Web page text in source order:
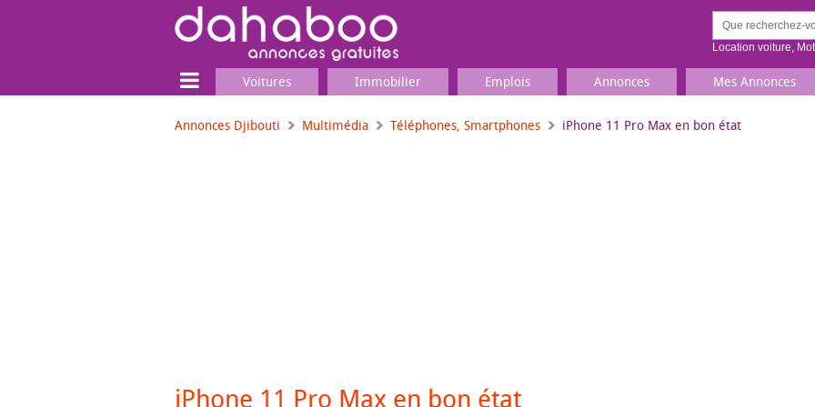
Location voiture,
Voitures Immobilier Emplois Annonces Mes Annonces
Annonces Djibouti Multimédia Téléphones, Smartphones iPhone 11 Pro Max en bon état
iPhone 11 Pro Max en bon état